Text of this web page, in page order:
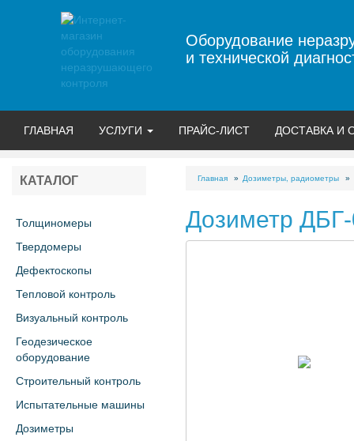
Оборудование
и технической
ГЛАВНАЯ УСЛУГИ ПРАЙС-ЛИСТ ДОСТАВКА И
КАТАЛОГ
Толщиномеры
Твердомеры
Дефектоскопы
Тепловой контроль
Визуальный контроль
Геодезическое
оборудование
Строительный контроль
Испытательные машины
Дозиметры
Главная Дозиметры, радиометры
Дозиметр